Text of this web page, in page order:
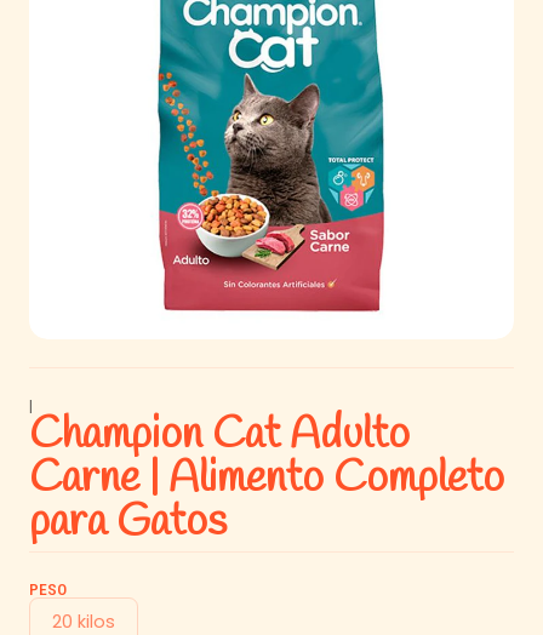
|
Champion Cat Adulto
Carne | Alimento Completo
para Gatos
PESO
20 kilos